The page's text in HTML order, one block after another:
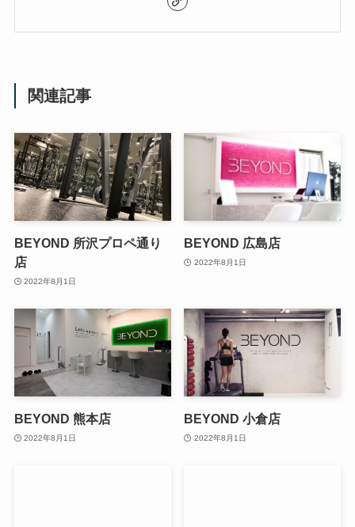
関連記事
BEYOND 所沢プロペ通り
店
2022年8月1日
BEYOND 広島店
2022年8月1日
BEYOND 熊本店
2022年8月1日
BEYOND 小倉店
2022年8月1日